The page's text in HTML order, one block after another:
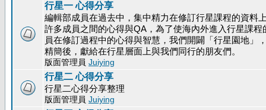
行星一 心得分享
編輯部成員在過去中，集中精力在修訂行星課程的資料
許多成員之間的心得與QA，為了使海內外進入行星課
員在修訂過程中的心得與智慧，我們開闢「行星園地」
精簡後，獻給在行星層面上與我們同行的朋友們。
版面管理員 Juiying
行星二 心得分享
行星二心得分享整理
版面管理員 Juiying